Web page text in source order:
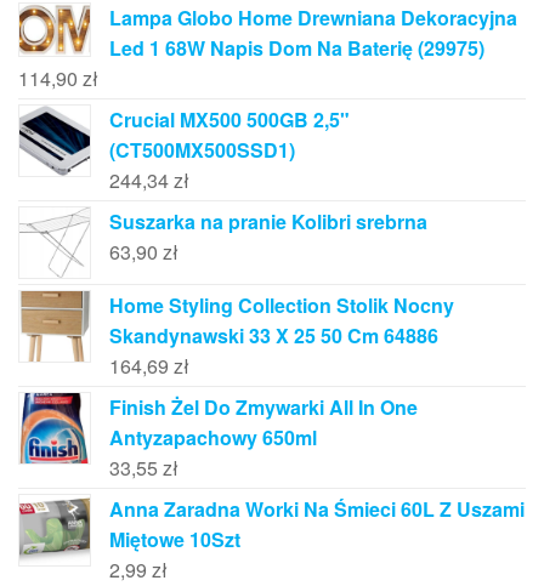
Lampa Globo Home Drewniana Dekoracyjna
Led 1 68W Napis Dom Na Baterię (29975)
114,90 zł
Crucial MX500 500GB 2,5"
(CT500MX500SSD1)
244,34zł
Suszarka na pranie Kolibri srebrna
63,90 zł
Home Styling Collection Stolik Nocny
Skandynawski 33 X 25 50 Cm 64886
164,69 zł
Finish Żel Do Zmywarki All In One
Antyzapachowy 650ml
33,55 zł
Anna Zaradna Worki Na Śmieci 60L Z Uszami
Miętowe 10Szt
2,99 zł